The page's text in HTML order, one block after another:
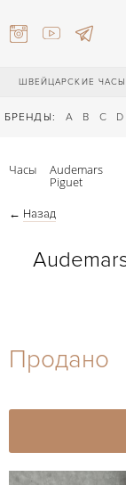
ШВЕЙЦАРСКИЕ ЧАСЫ
БРЕНДЫ: A B C D
27-44
Часы Audemars
Piguet
← Назад
Продано